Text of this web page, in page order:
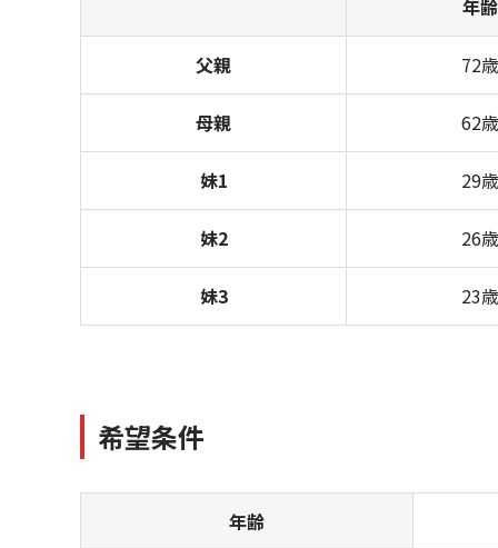
年齢
父親 72歳
母親 62歳
妹1 29歳
妹2 26歳
妹3 23歳
希望条件
年齢